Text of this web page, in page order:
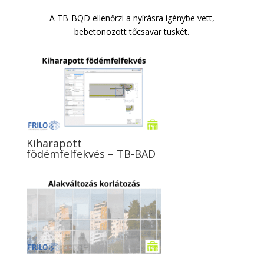
A TB-BQD ellenőrzi a nyírásra igénybe vett,
bebetonozott tőcsavar tüskét.
Kiharapott
födémfelfekvés – TB-BAD